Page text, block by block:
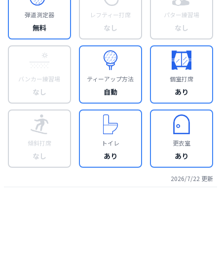
弾道測定器
無料
レフティー打席
なし
パター練習場
なし
バンカー練習場
なし
ティーアップ方法
自動
個室打席
あり
傾斜打席
なし
トイレ
あり
更衣室
あり
2026/7/22 更新